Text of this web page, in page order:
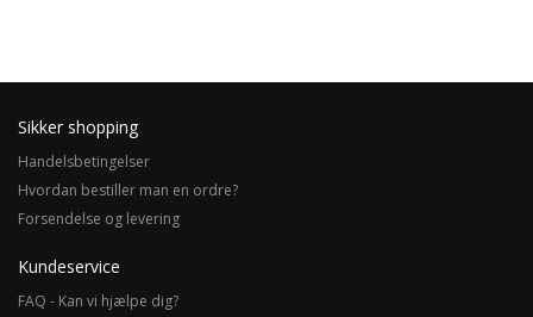
Sikker shopping
Handelsbetingelser
Hvordan bestiller man en ordre?
Forsendelse og levering
Kundeservice
FAQ - Kan vi hjælpe dig?